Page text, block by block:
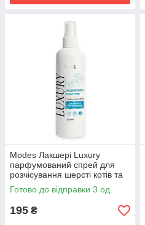
Modes Лакшері Luxury
парфумований спрей для
розчісування шерсті котів та
собак 150 мл кондиціонер
проти ковтунів
Готово до відправки 3 од.
195 ₴